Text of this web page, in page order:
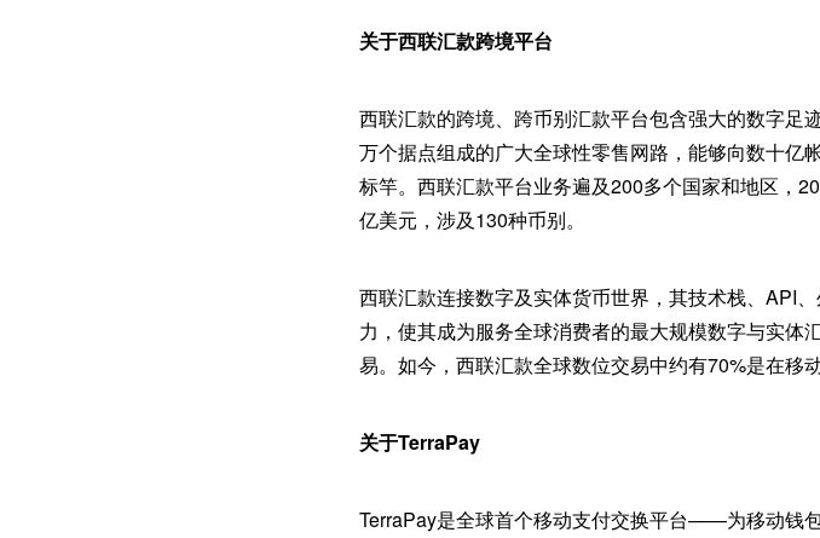
关于西联汇款跨境平台
西联汇款的跨境、跨币别汇款平台包含强大的数字足
万个据点组成的广大全球性零售网路，能够向数十亿
标竿。西联汇款平台业务遍及200多个国家和地区，
亿美元，涉及130种币别。
西联汇款连接数字及实体货币世界，其技术栈、API
力，使其成为服务全球消费者的最大规模数字与实体
易。如今，西联汇款全球数位交易中约有70%是在移
关于TerraPay
TerraPay是全球首个移动支付交换平台——为移动钱